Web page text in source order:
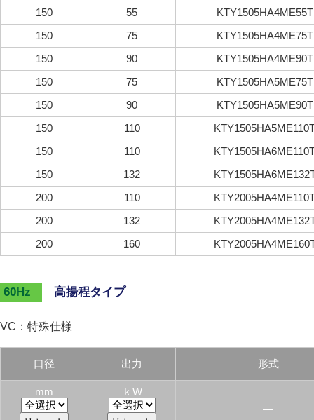
150
55
150
75
150
90
150
75
150
90
150
110
150
110
150
132
200
110
200
132
200
160
60Hz 高揚程タイプ
VC：特殊仕様
口径 出力 形式
mm
ｋW
―